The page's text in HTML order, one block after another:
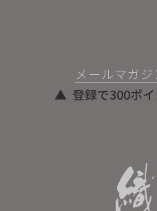
メールマガ
登録で300ポ